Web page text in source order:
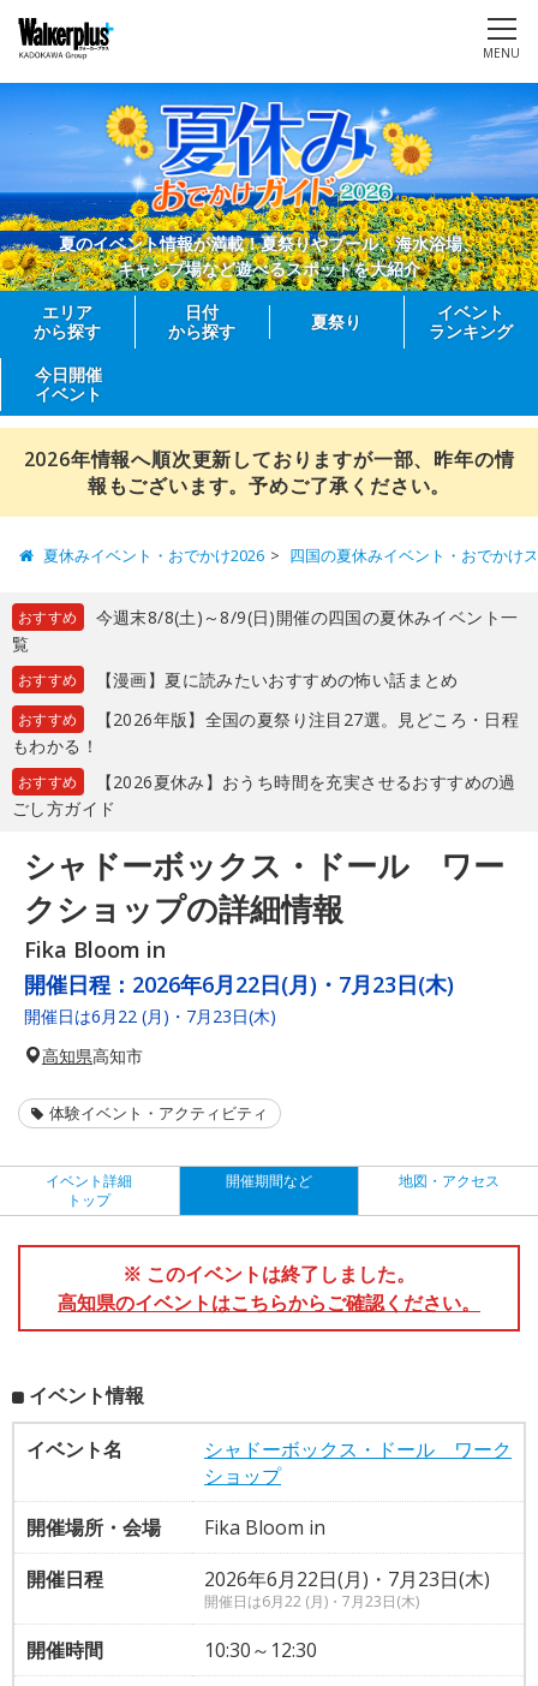
MENU
夏のイベント情報が満載！夏祭りやプール、海水浴場、
キャンプ場など遊べるスポットを大紹介
エリア
から探す
日付
から探す
夏祭り
イベント
ランキング
今日開催
イベント
2026年情報へ順次更新しておりますが一部、昨年の情
報もございます。予めご了承ください。
夏休みイベント・おでかけ2026 四国の夏休みイベント・おでかけ
おすすめ
今週末8/8(土)～8/9(日)開催の四国の夏休みイベント一
覧
おすすめ 【漫画】夏に読みたいおすすめの怖い話まとめ
おすすめ
【2026年版】全国の夏祭り注目27選。見どころ・日程
もわかる！
おすすめ
【2026夏休み】おうち時間を充実させるおすすめの過
ごし方ガイド
シャドーボックス・ドール ワー
クショップの詳細情報
Fika Bloom in
開催日程： 2026年6月22日(月)・7月23日(木)
開催日は6月22 (月)・7月23日(木)
高知県高知市
体験イベント・アクティビティ
イベント詳細
トップ
開催期間など 地図・アクセス
※ このイベントは終了しました。
高知県のイベントはこちらからご確認ください。
イベント情報
イベント名
シャドーボックス・ドール ワーク
ショップ
開催場所・会場
Fika Bloom in
開催日程
2026年6月22日(月)・7月23日(木)
開催日は6月22 (月)・7月23日(木)
開催時間
10:30～12:30